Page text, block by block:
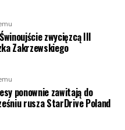
zwycięzcą III
Zakrzewskiego
ponownie zawitają do
rusza StarDrive Poland